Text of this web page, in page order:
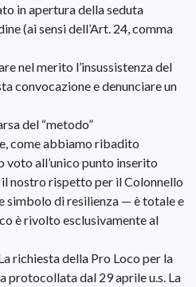
in apertura della seduta
(ai sensi dell’Art. 24, comma
nel merito l’insussistenza del
convocazione e denunciare un
del “metodo”
come abbiamo ribadito
voto all’unico punto inserito
il nostro rispetto per il Colonnello
simbolo di resilienza — è totale e
è rivolto esclusivamente al
richiesta della Pro Loco per la
protocollata dal 29 aprile u.s. La